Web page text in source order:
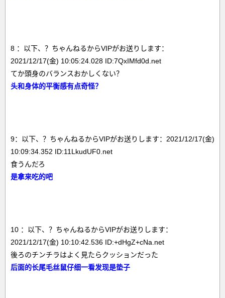
8 ：以下、？ちゃんねるからVIPがお送りします：
2021/12/17(金) 10:05:24.028 ID:7QxIMfd0d.net
てか頭身のバランスおかしくない？
头和身体的平衡感有点奇怪？
9：以下、？ちゃんねるからVIPがお送りします：2021/12/17(金)
10:09:34.352 ID:11LkudUF0.net
食うんだろ
是拿来吃的吧
10 ：以下、？ちゃんねるからVIPがお送りします：
2021/12/17(金) 10:10:42.536 ID:+dHgZ+cNa.net
後ろのチンチラはよく見たらクッションだった
后面的长尾毛丝鼠仔细一看发现是垫子